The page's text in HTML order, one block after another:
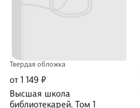
Твердая обложка
от 1 149 ₽
Высшая школа
библиотекарей. Том 1